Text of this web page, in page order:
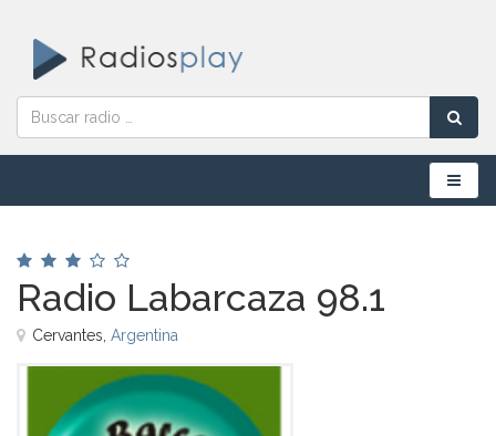
Menú
Radio Labarcaza 98.1
Cervantes, Argentina